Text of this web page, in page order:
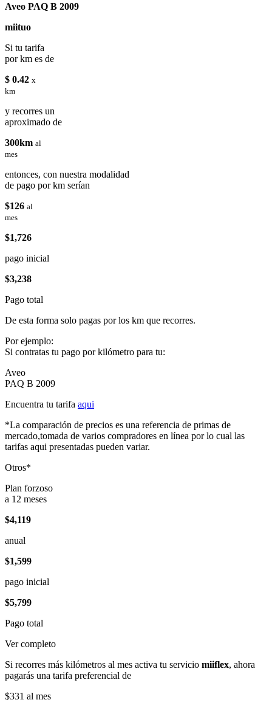
Aveo PAQ B 2009
miituo
Si tu tarifa
por km es de
$ 0.42 x
km
y recorres un
aproximado de
300km al
mes
entonces, con nuestra modalidad
de pago por km serían
$126 al
mes
$1,726
pago inicial
$3,238
Pago total
De esta forma solo pagas por los km que recorres.
Por ejemplo:
Si contratas tu pago por kilómetro para tu:
Aveo
PAQ B 2009
Encuentra tu tarifa aqui
*La comparación de precios es una referencia de primas de
mercado,tomada de varios compradores en línea por lo cual las
tarifas aqui presentadas pueden variar.
Otros*
Plan forzoso
a 12 meses
$4,119
anual
$1,599
pago inicial
$5,799
Pago total
Ver completo
Si recorres más kilómetros al mes activa tu servicio miiflex, ahora
pagarás una tarifa preferencial de
$331 al mes